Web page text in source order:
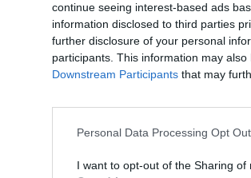
continue seeing interest-based ads
information disclosed to third parties
further disclosure of your personal
participants. This information may
Downstream Participants that may
Personal Data Processing Opt
I want to opt-out of the Sharing of